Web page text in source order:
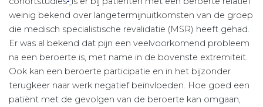
weinig bekend over langetermijnuitkomsten van de groep
die medisch specialistische revalidatie (MSR) heeft gehad.
Er was al bekend dat pijn een veelvoorkomend probleem
na een beroerte is, met name in de bovenste extremiteit.
Ook kan een beroerte participatie en in het bijzonder
terugkeer naar werk negatief beïnvloeden. Hoe goed een
patiënt met de gevolgen van de beroerte kan omgaan,